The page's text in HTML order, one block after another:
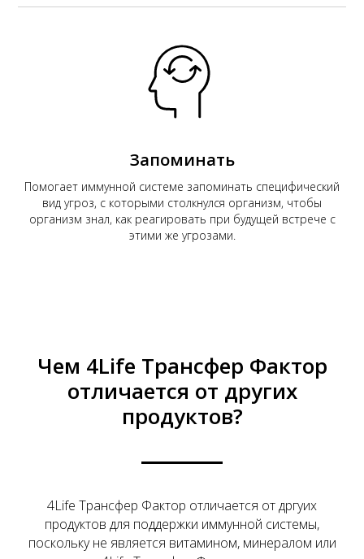
Запоминать
Помогает иммунной системе запоминать специфический
вид угроз, с которыми столкнулся организм, чтобы
организм знал, как реагировать при будущей встрече с
этими же угрозами.
Чем 4Life Трансфер Фактор
отличается от других
продуктов?
4Life Трансфер Фактор отличается от дргуих
продуктов для поддержки иммунной системы,
поскольку не является витамином, минералом или